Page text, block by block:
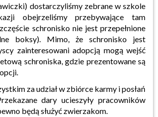
dostarczyliśmy zebrane w szkole
obejrzeliśmy przebywające tam
schronisko nie jest przepełnione
boksy). Mimo, że schronisko jest
zainteresowani adopcją mogą wejść
schroniska, gdzie prezentowane są
za udział w zbiórce karmy i posłań
dary ucieszyły pracowników
będą służyć zwierzakom.